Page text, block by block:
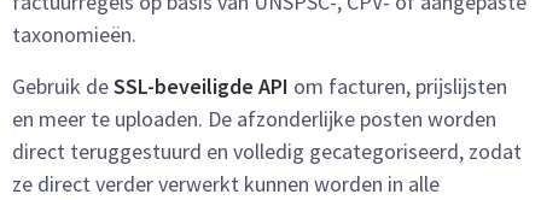
taxonomieën.
Gebruik deSSL-beveiligde API om facturen, prijslijsten
en meer te uploaden. De afzonderlijke posten worden
direct teruggestuurd en volledig gecategoriseerd, zodat
ze direct verder verwerkt kunnen worden in alle